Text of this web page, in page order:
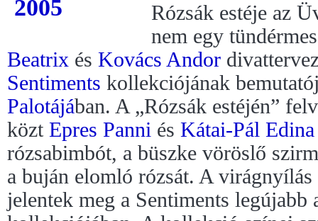
Rózsák estéje az
nem egy
Beatrix és Kovács Andor
Sentiments kollekciójának
Palotájában. A „Rózsák estéjén”
közt Epres Panni és Kátai-Pál Edina
rózsabimbót, a büszke vöröslő
a buján elomló rózsát. A virágnyílás
jelentek meg a Sentiments legújabb